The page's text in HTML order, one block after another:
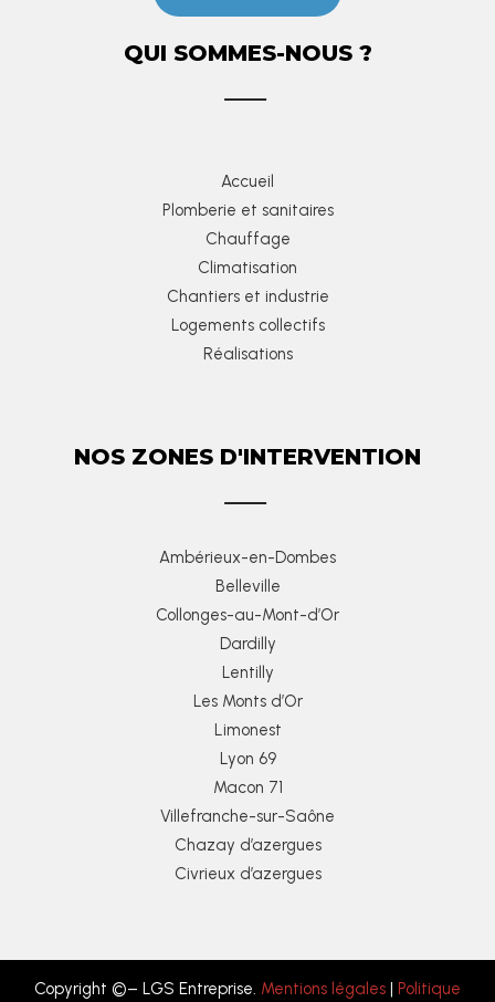
QUI SOMMES-NOUS ?
Accueil
Plomberie et sanitaires
Chauffage
Climatisation
Chantiers et industrie
Logements collectifs
Réalisations
NOS ZONES D'INTERVENTION
Ambérieux-en-Dombes
Belleville
Collonges-au-Mont-d’Or
Dardilly
Lentilly
Les Monts d’Or
Limonest
Lyon 69
Macon 71
Villefranche-sur-Saône
Chazay d’azergues
Civrieux d’azergues
Copyright ©– LGS Entreprise. Mentions légales | Politique